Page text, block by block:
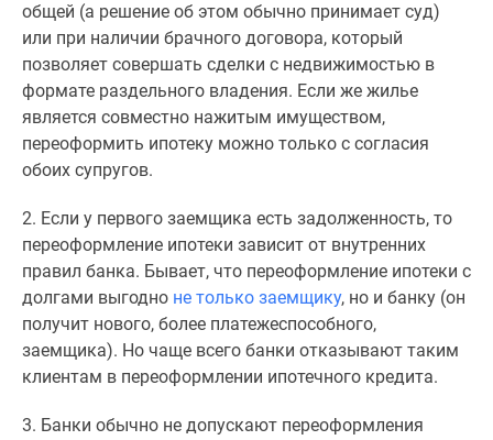
общей (а решение об этом обычно принимает суд)
или при наличии брачного договора, который
позволяет совершать сделки с недвижимостью в
формате раздельного владения. Если же жилье
является совместно нажитым имуществом,
переоформить ипотеку можно только с согласия
обоих супругов.
2. Если у первого заемщика есть задолженность, то
переоформление ипотеки зависит от внутренних
правил банка. Бывает, что переоформление ипотеки с
долгами выгодно не только заемщику, но и банку (он
получит нового, более платежеспособного,
заемщика). Но чаще всего банки отказывают таким
клиентам в переоформлении ипотечного кредита.
3. Банки обычно не допускают переоформления